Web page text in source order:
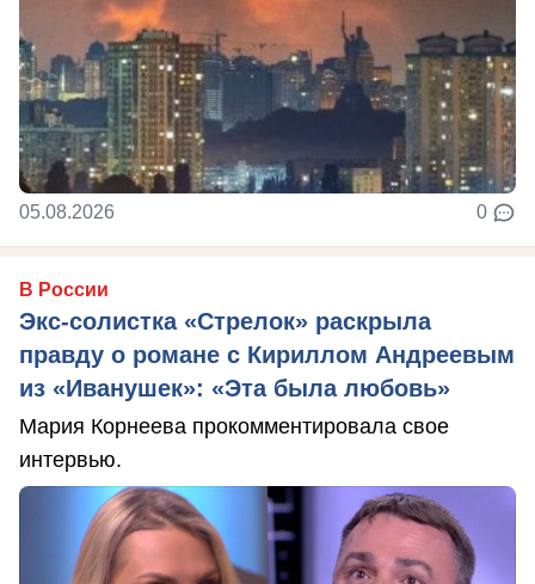
05.08.2026 0
В России
Экс-солистка «Стрелок» раскрыла
правду о романе с Кириллом Андреевым
из «Иванушек»: «Эта была любовь»
Мария Корнеева прокомментировала свое
интервью.